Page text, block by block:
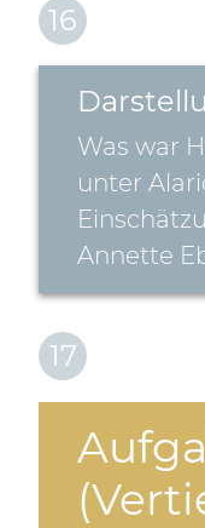
16
Was war
unter
Annette
17